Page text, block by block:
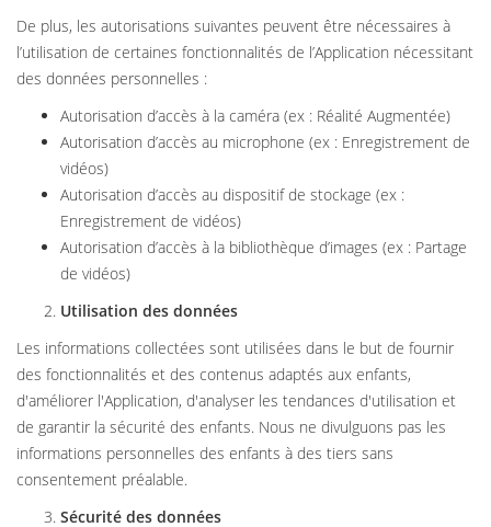
De plus, les autorisations suivantes peuvent être nécessaires à
l’utilisation de certaines fonctionnalités de l’Application nécessitant
des données personnelles :
Autorisation d’accès à la caméra (ex : Réalité Augmentée)
Autorisation d’accès au microphone (ex : Enregistrement de
vidéos)
Autorisation d’accès au dispositif de stockage (ex :
Enregistrement de vidéos)
Autorisation d’accès à la bibliothèque d’images (ex : Partage
de vidéos)
Utilisation des données
Les informations collectées sont utilisées dans le but de fournir
des fonctionnalités et des contenus adaptés aux enfants,
d'améliorer l'Application, d'analyser les tendances d'utilisation et
de garantir la sécurité des enfants. Nous ne divulguons pas les
informations personnelles des enfants à des tiers sans
consentement préalable.
Sécurité des données